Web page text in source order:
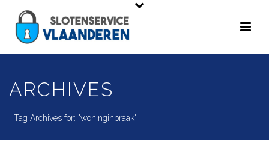
ARCHIVES
Tag Archives for: "woninginbraak"